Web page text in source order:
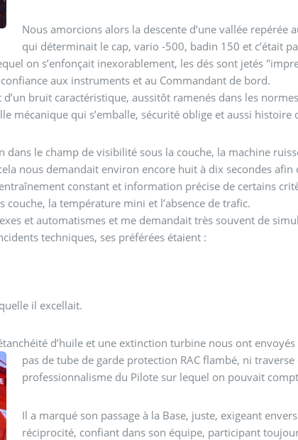
Nous amorcions alors la descente d’une vallée repérée
qui déterminait le cap, vario -500, badin 150 et c’était
on s’enfonçait inexorablement, les dés sont jetés
aux instruments et au Commandant de bord.
bruit caractéristique, aussitôt ramenés dans les
mécanique qui s’emballe, sécurité oblige et aussi
le champ de visibilité sous la couche, la machine
nous demandait environ encore huit à dix secondes afin
entraînement constant et information précise de certains
la température mini et l’absence de trafic.
et automatismes et me demandait très souvent de
techniques, ses préférées étaient :
il excellait.
d’huile et une extinction turbine nous ont
pas de tube de garde protection RAC flambé, ni
professionnalisme du Pilote sur lequel on pouvait
Il a marqué son passage à la Base, juste, exigeant
réciprocité, confiant dans son équipe, participant